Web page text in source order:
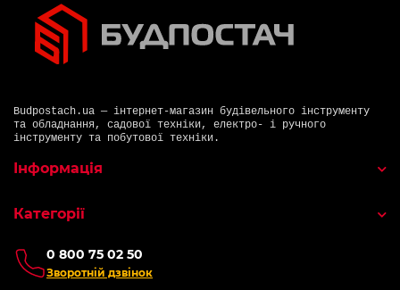
Budpostach.ua — інтернет-магазин будівельного інструменту
та обладнання, садової техніки, електро- і ручного
інструменту та побутової техніки.
0 800 75 02 50
Зворотній дзвінок
Інформація
Категорії